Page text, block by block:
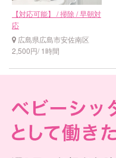
【対応可能】 / 掃除 / 早朝対
応
広島県広島市安佐南区
2,500円/ 1時間